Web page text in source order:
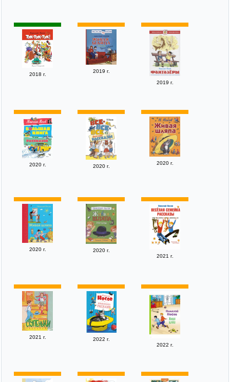
2018 г.
2019 г.
2019 г.
2020 г. 2020 г.
2020 г.
2020 г.
2020 г.
2021 г.
2021 г.
2022 г.
2022 г.